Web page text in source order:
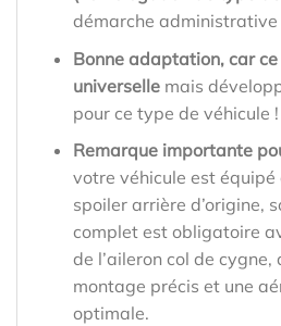
démarche administrative
Bonne adaptation, car ce
universellemais
pour ce type de véhicule !
Remarque importante
votre véhicule est équipé
spoiler arrière d’origine,
complet est obligatoire
de l’aileron col de
montage précis et une
optimale.